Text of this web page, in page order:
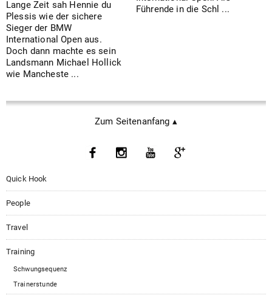
Lange Zeit sah Hennie du
Plessis wie der sichere
Sieger der BMW
International Open aus.
Doch dann machte es sein
Landsmann Michael Hollick
wie Mancheste ...
Führende in die Schl ...
Zum Seitenanfang ▴
Quick Hook
People
Travel
Training
Schwungsequenz
Trainerstunde